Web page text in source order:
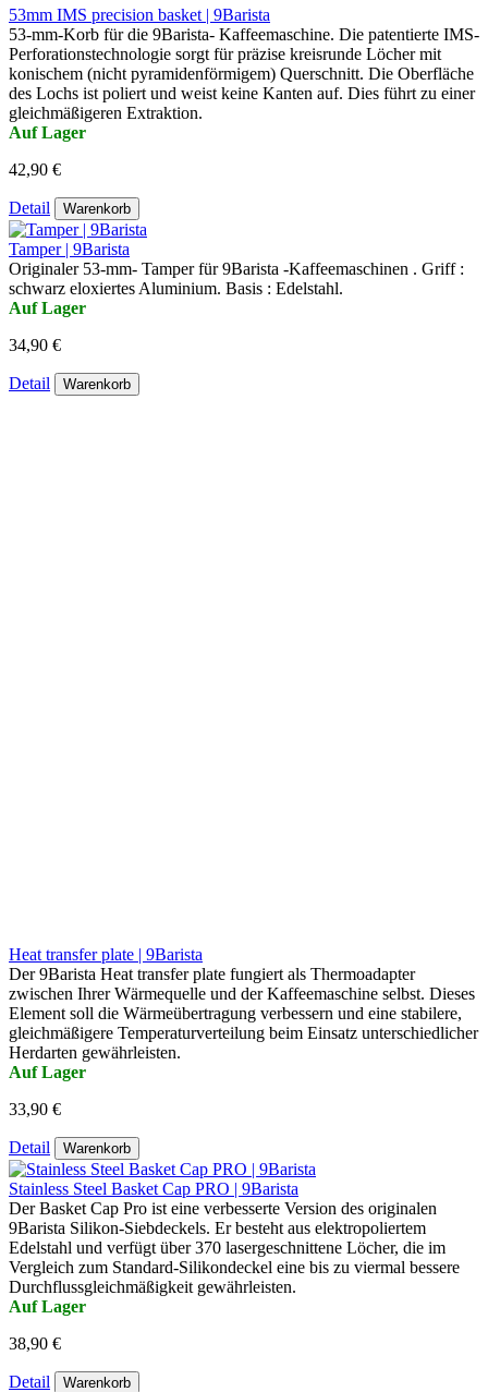
53mm IMS precision basket | 9Barista
53-mm-Korb für die 9Barista- Kaffeemaschine. Die patentierte IMS-
Perforationstechnologie sorgt für präzise kreisrunde Löcher mit
konischem (nicht pyramidenförmigem) Querschnitt. Die Oberfläche
des Lochs ist poliert und weist keine Kanten auf. Dies führt zu einer
gleichmäßigeren Extraktion.
Auf Lager
42,90 €
Detail Warenkorb
Tamper | 9Barista
Originaler 53-mm- Tamper für 9Barista -Kaffeemaschinen . Griff :
schwarz eloxiertes Aluminium. Basis : Edelstahl.
Auf Lager
34,90 €
Detail Warenkorb
Heat transfer plate | 9Barista
Der 9Barista Heat transfer plate fungiert als Thermoadapter
zwischen Ihrer Wärmequelle und der Kaffeemaschine selbst. Dieses
Element soll die Wärmeübertragung verbessern und eine stabilere,
gleichmäßigere Temperaturverteilung beim Einsatz unterschiedlicher
Herdarten gewährleisten.
Auf Lager
33,90 €
Detail Warenkorb
Stainless Steel Basket Cap PRO | 9Barista
Der Basket Cap Pro ist eine verbesserte Version des originalen
9Barista Silikon-Siebdeckels. Er besteht aus elektropoliertem
Edelstahl und verfügt über 370 lasergeschnittene Löcher, die im
Vergleich zum Standard-Silikondeckel eine bis zu viermal bessere
Durchflussgleichmäßigkeit gewährleisten.
Auf Lager
38,90 €
Detail Warenkorb